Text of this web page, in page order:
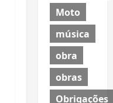
Moto
música
obra
obras
Obrigações